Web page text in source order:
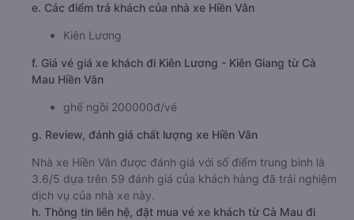
e. Các điểm trả khách của nhà xe Hiền Vân
Kiên Lương
f. Giá vé giá xe khách đi Kiên Lương - Kiên Giang từ Cà
Mau Hiền Vân
ghế ngồi 200000đ/vé
g. Review, đánh giá chất lượng xe Hiền Vân
Nhà xe Hiền Vân được đánh giá với số điểm trung bình là
3.6/5 dựa trên 59 đánh giá của khách hàng đã trải nghiệm
dịch vụ của nhà xe này.
h. Thông tin liên hệ, đặt mua vé xe khách từ Cà Mau đi